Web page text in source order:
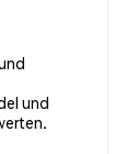
und